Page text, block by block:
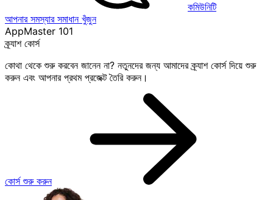
কমিউনিটি
আপনার সমস্যার সমাধান খুঁজুন
AppMaster 101
ক্র্যাশ কোর্স
কোথা থেকে শুরু করবেন জানেন না? নতুনদের জন্য আমাদের ক্র্যাশ কোর্স দিয়ে শুরু
করুন এবং আপনার প্রথম প্রজেক্ট তৈরি করুন।
কোর্স শুরু করুন